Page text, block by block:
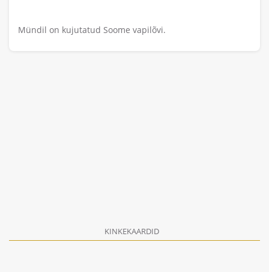
Mündil on kujutatud Soome vapilõvi.
KINKEKAARDID